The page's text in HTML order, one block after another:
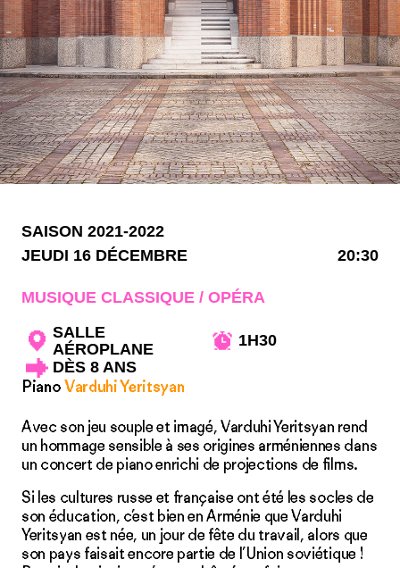
SAISON 2021-2022
JEUDI 16 DÉCEMBRE
20:30
MUSIQUE CLASSIQUE / OPÉRA
SALLE
AÉROPLANE
1H30
DÈS 8 ANS
PianoVarduhi Yeritsyan
Avec son jeu souple et imagé, Varduhi Yeritsyan rend
un hommage sensible à ses origines arméniennes dans
un concert de piano enrichi de projections de films.
Si les cultures russe et française ont été les socles de
son éducation, c’est bien en Arménie que Varduhi
Yeritsyan est née, un jour de fête du travail, alors que
son pays faisait encore partie de l’Union soviétique !